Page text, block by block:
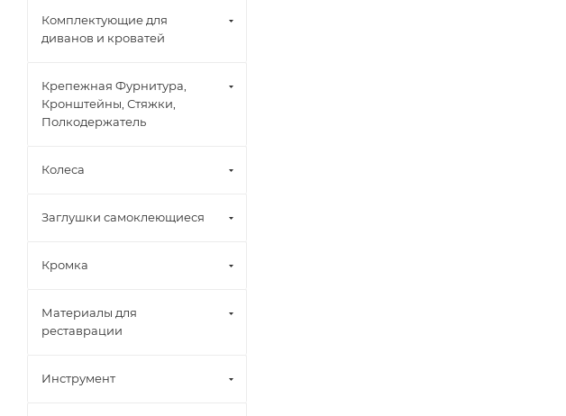
Комплектующие для
диванов и кроватей
Крепежная Фурнитура,
Кронштейны, Стяжки,
Полкодержатель
Колеса
Заглушки самоклеющиеся
Кромка
Материалы для
реставрации
Инструмент